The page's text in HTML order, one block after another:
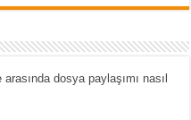
dosya paylaşımı nasıl